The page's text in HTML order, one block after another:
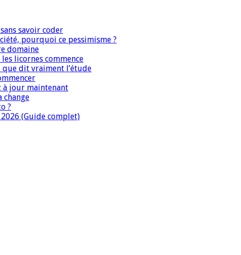
savoir coder
pourquoi ce pessimisme ?
domaine
licornes commence
que dit vraiment l’étude
à jour maintenant
change
?
(Guide complet)